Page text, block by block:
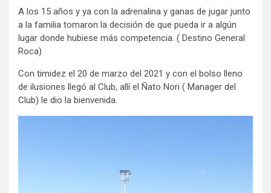
A los 15 años y ya con la adrenalina y ganas de jugar junto
a la familia tomaron la decisión de que pueda ir a algún
lugar donde hubiese más competencia. ( Destino General
Roca)
Con timidez el 20 de marzo del 2021 y con el bolso lleno
de ilusiones llegó al Club, allí el Ñato Nori ( Manager del
Club) le dio la bienvenida.